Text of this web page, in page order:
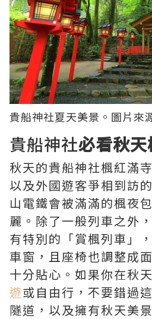
貴船神社夏天美景。圖片來
貴船神社必看秋天
秋天的貴船神社楓紅滿
以及外國遊客爭相到訪
山電鐵會被滿滿的楓夜
麗。除了一般列車之外
有特別的「賞楓列車」
車窗，且座椅也調整成
十分貼心。如果你在秋
遊或自由行，不要錯過
隧道，以及擁有秋天美